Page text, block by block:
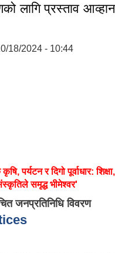
लागि प्रस्ताव
18/2024 - 10:44
पर्यटन र दिगो पूर्वाधार:
समृद्ध भीमेश्वर'
जनप्रतिनिधि विवरण